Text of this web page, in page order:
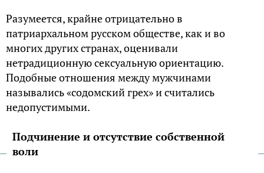
Разумеется, крайне отрицательно в
патриархальном русском обществе, как и во
многих других странах, оценивали
нетрадиционную сексуальную ориентацию.
Подобные отношения между мужчинами
назывались «содомский грех» и считались
недопустимыми.
Подчинение и отсутствие собственной
воли